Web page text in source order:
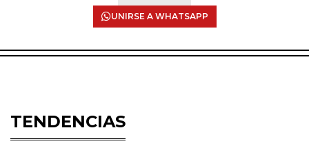
UNIRSE A WHATSAPP
TENDENCIAS